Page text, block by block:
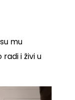
mu
i živi u